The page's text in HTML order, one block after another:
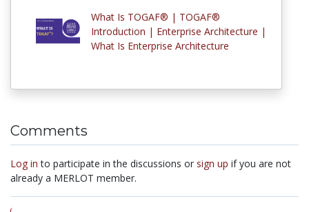
What Is TOGAF® | TOGAF®
Introduction | Enterprise Architecture |
What Is Enterprise Architecture
Comments
Log in to participate in the discussions or sign up if you are not
already a MERLOT member.